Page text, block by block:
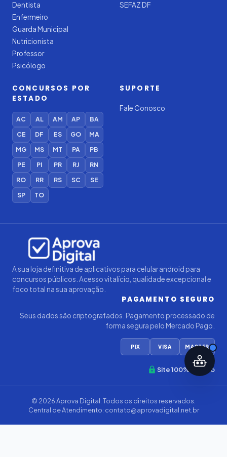
Dentista
Enfermeiro
Guarda Municipal
Nutricionista
Professor
Psicólogo
SEFAZ DF
CONCURSOS POR
ESTADO
AC AL AM AP
BA
CE
DF ES GO
MA
MG
MS MT PA
PB
PE
PI PR RJ
RN
RO
RR RS SC
SE
SP
TO
SUPORTE
Fale Conosco
A sua loja definitiva de aplicativos para celular android para
concursos públicos. Acesso vitalício, qualidade excepcional e
foco total na sua aprovação.
PAGAMENTO SEGURO
Seus dados são criptografados. Pagamento processado de
forma segura pelo Mercado Pago.
PIX VISA MASTER
Site 100% Seguro
© 2026Aprova Digital . Todos os direitos reservados.
Central de Atendimento: contato@aprovadigital.net.br